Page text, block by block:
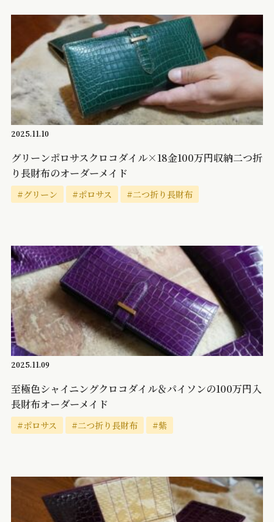
2025.11.10
グリーンポロサスクロコダイル×18金100万円収納二つ折
り長財布のオーダーメイド
#グリーン #ポロサス #二つ折り長財布
2025.11.09
至極色シャイニングクロコダイル＆パイソンの100万円入
長財布オーダーメイド
#ポロサス #二つ折り長財布 #紫